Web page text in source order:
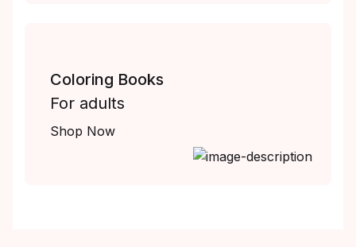
Coloring Books
For adults
Shop Now